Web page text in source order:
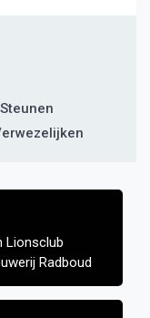
Steunen
Lionsclub
Radboud